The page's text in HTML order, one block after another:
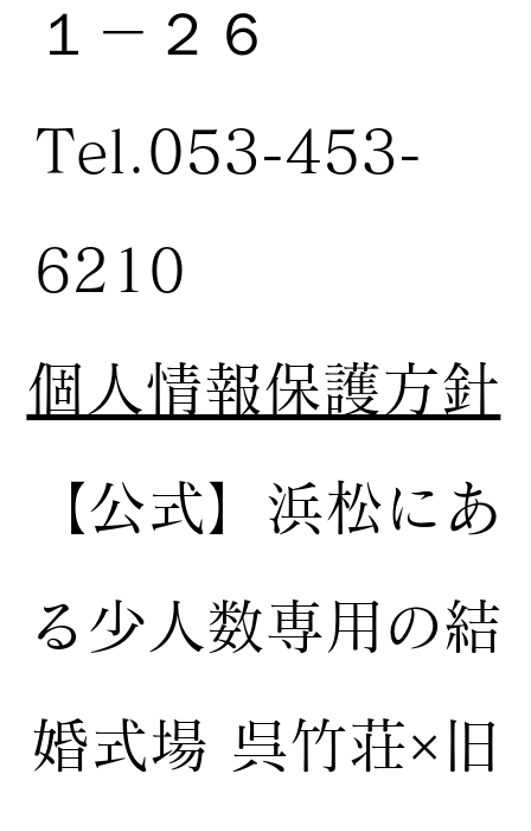
１－２６
Tel.053-453-
6210
個人情報保護方針
【公式】 浜松にあ
る少人数専用の結
婚式場 呉竹荘×旧